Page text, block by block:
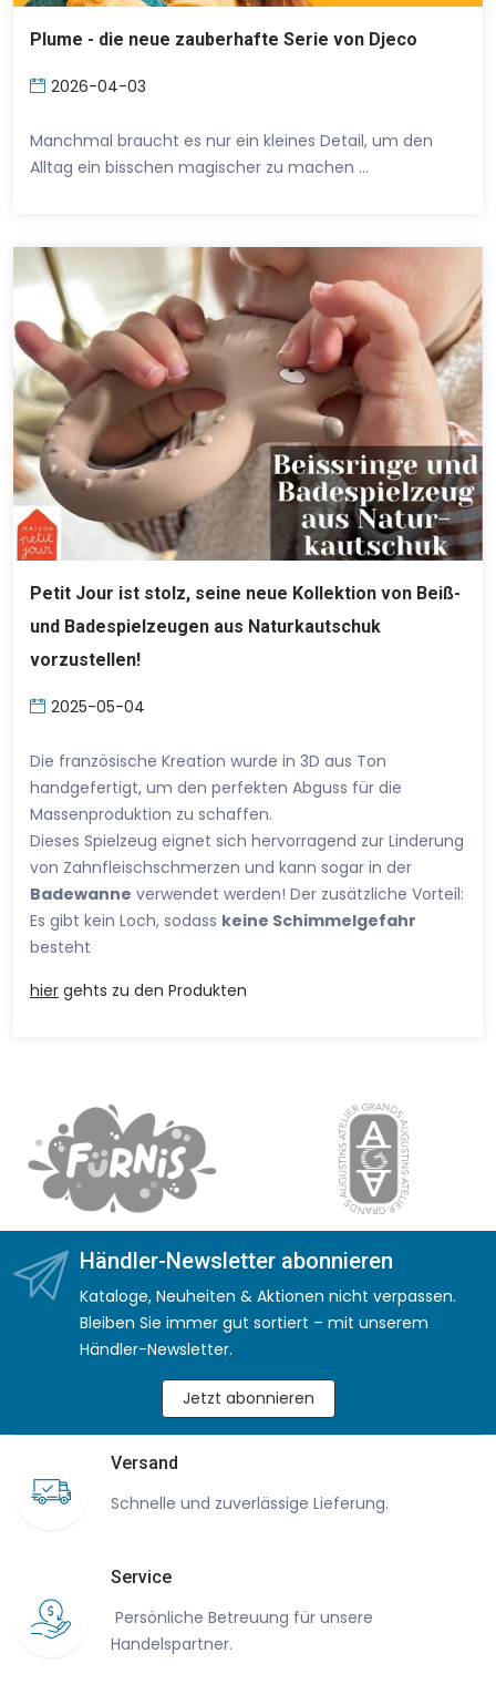
Plume - die neue zauberhafte Serie von Djeco
2026-04-03
Manchmal braucht es nur ein kleines Detail, um den
Alltag ein bisschen magischer zu machen …
Petit Jour ist stolz, seine neue Kollektion von Beiß-
und Badespielzeugen aus Naturkautschuk
vorzustellen!
2025-05-04
Die französische Kreation wurde in 3D aus Ton
handgefertigt, um den perfekten Abguss für die
Massenproduktion zu schaffen.
Dieses Spielzeug eignet sich hervorragend zur Linderung
von Zahnfleischschmerzen und kann sogar in der
Badewanne verwendet werden! Der zusätzliche Vorteil:
Es gibt kein Loch, sodass keine Schimmelgefahr
besteht
hier gehts zu den Produkten
Händler-Newsletter abonnieren
Kataloge, Neuheiten & Aktionen nicht verpassen.
Bleiben Sie immer gut sortiert – mit unserem
Händler-Newsletter.
Jetzt abonnieren
Versand
Schnelle und zuverlässige Lieferung.
Service
Persönliche Betreuung für unsere
Handelspartner.